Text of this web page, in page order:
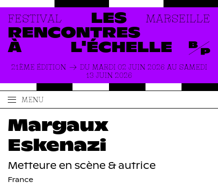
LES
RENCONTRES
À
L'ÉCHELLE
FESTIVAL MARSEILLE
21ÈME ÉDITION
DU MARDI 02 JUIN 2026 AU SAMEDI
13 JUIN 2026
MENU
PRODUCTIONS
ACTUALITÉS
Margaux
Eskenazi
Metteure en scène & autrice
France